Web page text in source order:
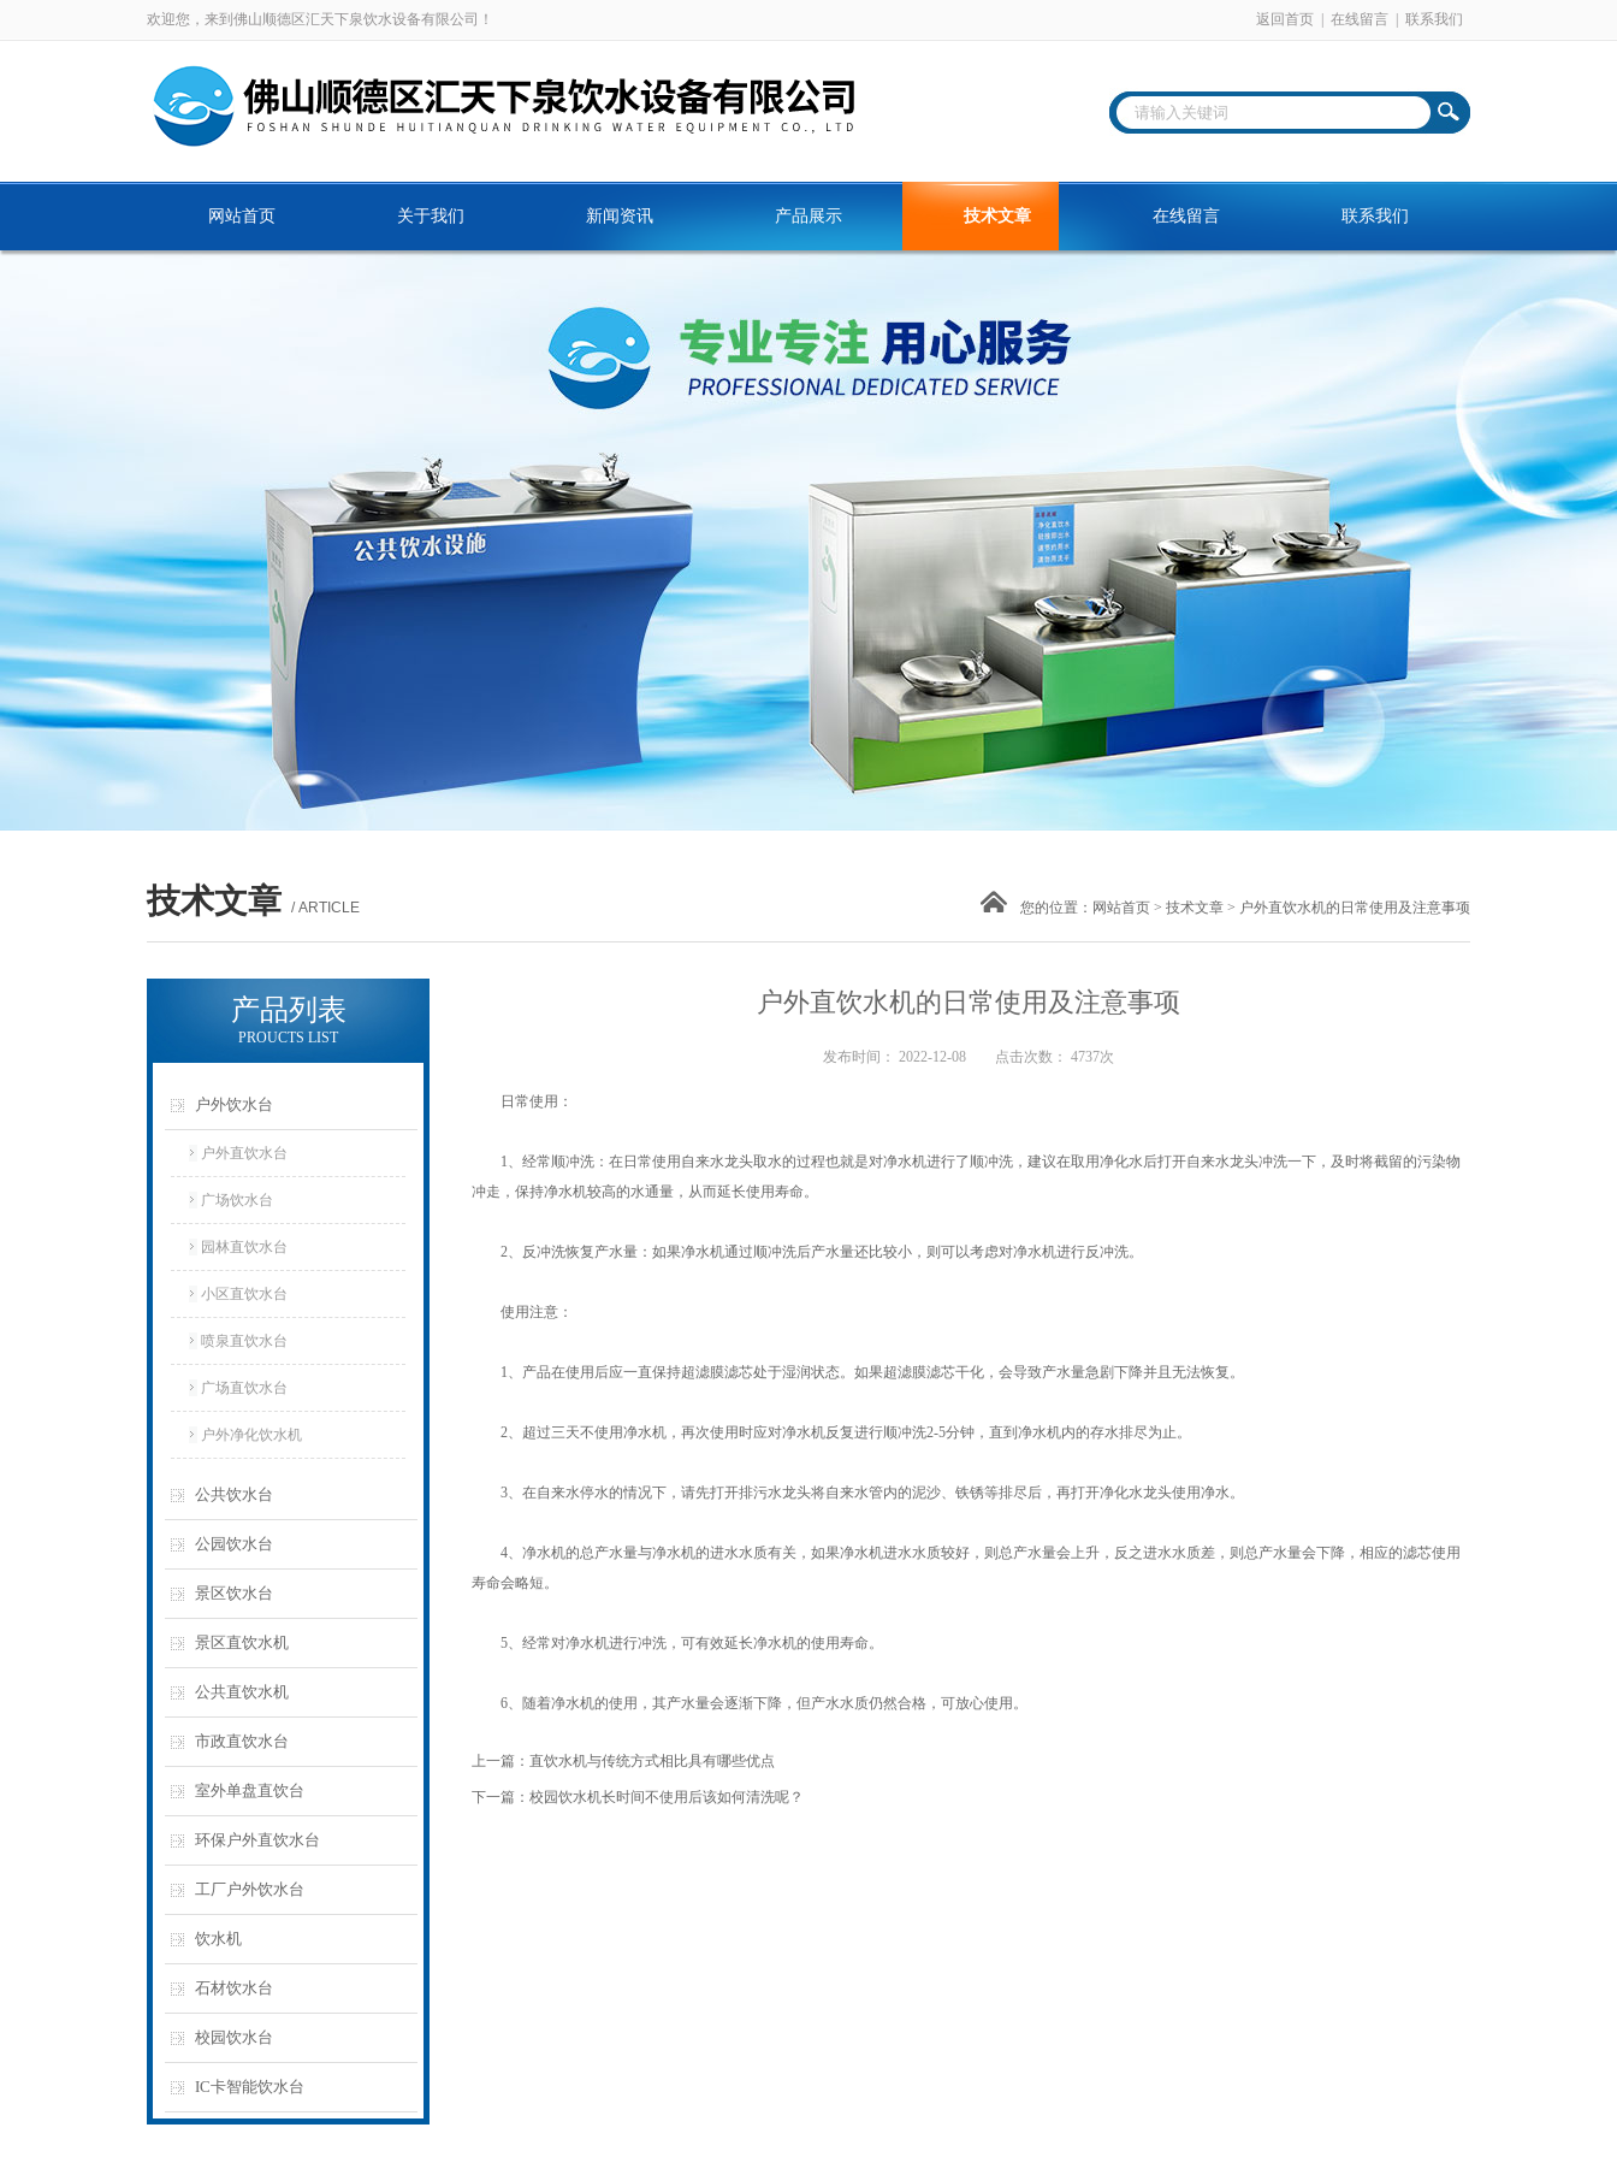
欢迎您，来到佛山顺德区汇天下泉饮水设备有限公司！ 返回首页 在线留言 联系我们
网站首页 关于我们 新闻资讯 产品展示 技术文章 在线留言 联系我们
技术文章 / ARTICLE 您的位置： 网站首页 > 技术文章 > 户外直饮水机的日常使用及注意事项
产品列表
PROUCTS LIST
户外饮水台
户外直饮水台
广场饮水台
园林直饮水台
小区直饮水台
喷泉直饮水台
广场直饮水台
户外净化饮水机
公共饮水台
公园饮水台
景区饮水台
景区直饮水机
公共直饮水机
市政直饮水台
室外单盘直饮台
环保户外直饮水台
工厂户外饮水台
饮水机
石材饮水台
校园饮水台
IC卡智能饮水台
户外直饮水机的日常使用及注意事项
发布时间： 2022-12-08 点击次数： 4737次
日常使用：
1、经常顺冲洗：在日常使用自来水龙头取水的过程也就是对净水机进行了顺冲洗，建议在取用净化水后打开自来水龙头冲洗一下，及时将截留的污染物
冲走，保持净水机较高的水通量，从而延长使用寿命。
2、反冲洗恢复产水量：如果净水机通过顺冲洗后产水量还比较小，则可以考虑对净水机进行反冲洗。
使用注意：
1、产品在使用后应一直保持超滤膜滤芯处于湿润状态。如果超滤膜滤芯干化，会导致产水量急剧下降并且无法恢复。
2、超过三天不使用净水机，再次使用时应对净水机反复进行顺冲洗2-5分钟，直到净水机内的存水排尽为止。
3、在自来水停水的情况下，请先打开排污水龙头将自来水管内的泥沙、铁锈等排尽后，再打开净化水龙头使用净水。
4、净水机的总产水量与净水机的进水水质有关，如果净水机进水水质较好，则总产水量会上升，反之进水水质差，则总产水量会下降，相应的滤芯使用
寿命会略短。
5、经常对净水机进行冲洗，可有效延长净水机的使用寿命。
6、随着净水机的使用，其产水量会逐渐下降，但产水水质仍然合格，可放心使用。
上一篇： 直饮水机与传统方式相比具有哪些优点
下一篇： 校园饮水机长时间不使用后该如何清洗呢？